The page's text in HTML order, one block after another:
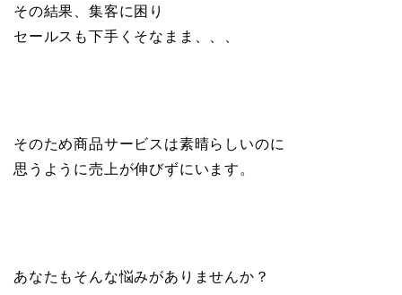
その結果、集客に困り
セールスも下手くそなまま、、、
そのため商品サービスは素晴らしいのに
思うように売上が伸びずにいます。
あなたもそんな悩みがありませんか？